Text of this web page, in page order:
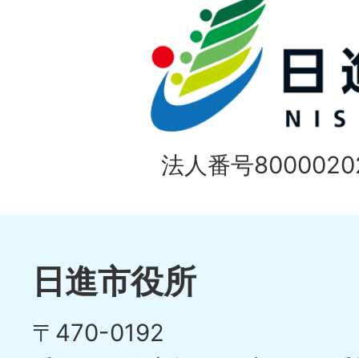
ス
ラ
イ
ド
1
枚
目
の
イ
目
の
ス
法人番号
日進市役所
〒470-0192